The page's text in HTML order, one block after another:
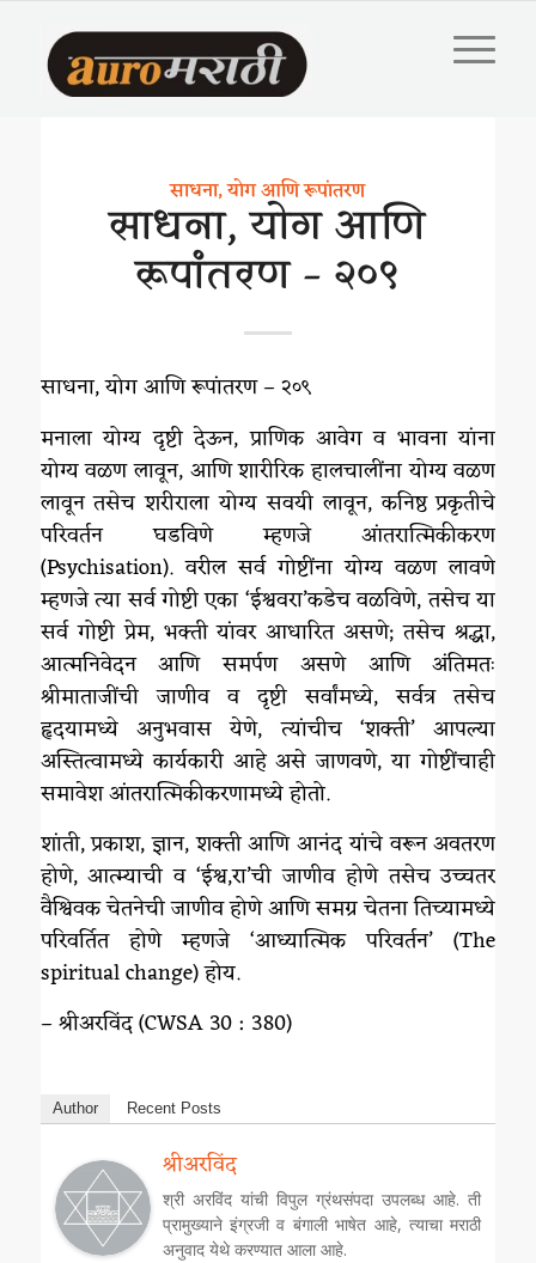
साधना, योग आणि रूपांतरण
साधना, योग आणि
रूपांतरण – २०९
साधना, योग आणि रूपांतरण – २०९
मनाला योग्य दृष्टी देऊन, प्राणिक आवेग व भावना यांना
योग्य वळण लावून, आणि शारीरिक हालचालींना योग्य वळण
लावून तसेच शरीराला योग्य सवयी लावून, कनिष्ठ प्रकृतीचे
परिवर्तन घडविणे म्हणजे आंतरात्मिकीकरण
(Psychisation). वरील सर्व गोष्टींना योग्य वळण लावणे
म्हणजे त्या सर्व गोष्टी एका ‘ईश्ववरा’कडेच वळविणे, तसेच या
सर्व गोष्टी प्रेम, भक्ती यांवर आधारित असणे; तसेच श्रद्धा,
आत्मनिवेदन आणि समर्पण असणे आणि अंतिमतः
श्रीमाताजींची जाणीव व दृष्टी सर्वांमध्ये, सर्वत्र तसेच
हृदयामध्ये अनुभवास येणे, त्यांचीच ‘शक्ती’ आपल्या
अस्तित्वामध्ये कार्यकारी आहे असे जाणवणे, या गोष्टींचाही
समावेश आंतरात्मिकीकरणामध्ये होतो.
शांती, प्रकाश, ज्ञान, शक्ती आणि आनंद यांचे वरून अवतरण
होणे, आत्म्याची व ‘ईश्व,रा’ची जाणीव होणे तसेच उच्चतर
वैश्विवक चेतनेची जाणीव होणे आणि समग्र चेतना तिच्यामध्ये
परिवर्तित होणे म्हणजे ‘आध्यात्मिक परिवर्तन’ (The
spiritual change) होय.
– श्रीअरविंद (CWSA 30 : 380)
Author Recent Posts
श्रीअरविंद
श्री अरविंद यांची विपुल ग्रंथसंपदा उपलब्ध आहे. ती
प्रामुख्याने इंग्रजी व बंगाली भाषेत आहे, त्याचा मराठी
अनुवाद येथे करण्यात आला आहे.